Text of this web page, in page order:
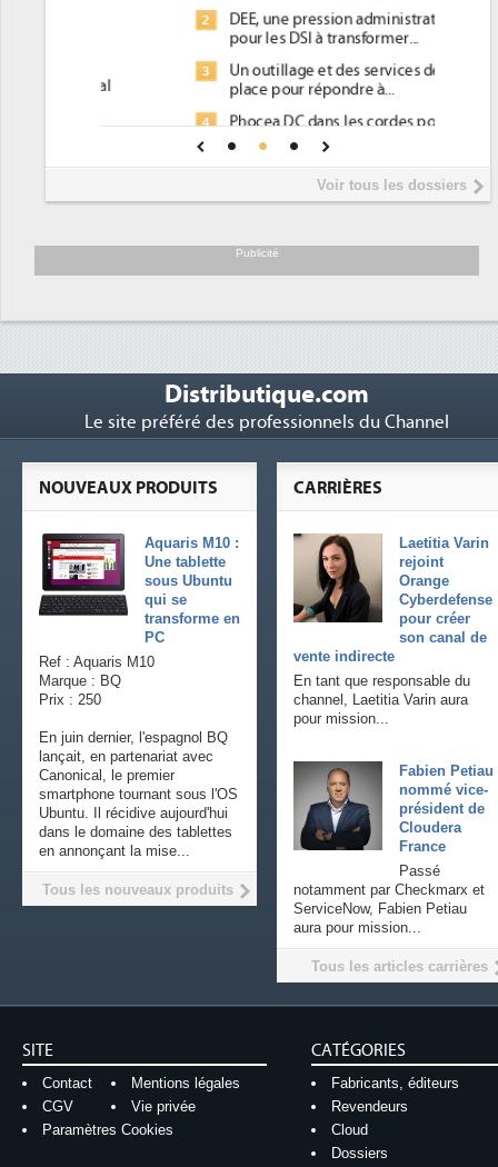
DEE, une pression administrative
pour les DSI à transformer...
Un outillage et des services déjà en
place pour répondre à...
Phocea DC dans les cordes pour la
Interview de Fabrice Coquio,
président de Digital Realty...
soutient les...
Voir tous les dossiers
Publicité
Distributique.com
Le site préféré des professionnels du Channel
CARRIÈRES
Laetitia Varin
rejoint
Orange
Cyberdefense
pour créer
son canal de
vente indirecte
En tant que responsable du
channel, Laetitia Varin aura
pour mission...
Fabien Petiau
nommé vice-
président de
Cloudera
France
Passé
notamment par Checkmarx et
ServiceNow, Fabien Petiau
aura pour mission...
Tous les articles carrières
NOUVEAUX PRODUITS
Aquaris M10 :
Une tablette
sous Ubuntu
qui se
transforme en
PC
Ref : Aquaris M10
Marque : BQ
Prix : 250
En juin dernier, l'espagnol BQ
lançait, en partenariat avec
Canonical, le premier
smartphone tournant sous l'OS
Ubuntu. Il récidive aujourd'hui
dans le domaine des tablettes
en annonçant la mise...
Tous les nouveaux produits
SITE
Contact
Mentions légales
CGV
Vie privée
Paramètres Cookies
CATÉGORIES
Fabricants, éditeurs
Revendeurs
Cloud
Dossiers